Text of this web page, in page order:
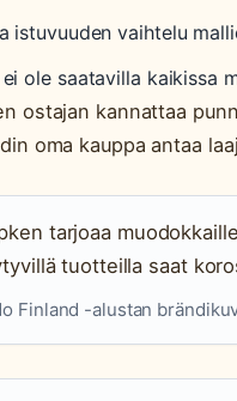
istuvuuden vaihtelu
ole saatavilla kaikissa
ostajan kannattaa
oma kauppa antaa
tarjoaa
tuotteilla saat
Finland -alustan